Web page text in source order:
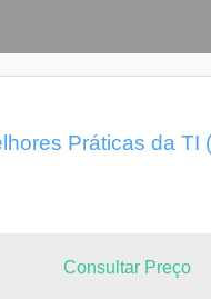
Práticas da TI
Consultar Preço